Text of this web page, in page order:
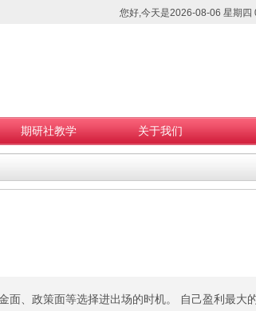
您好,今天是2026-08-06 星期四
期研社教学 关于我们
面、政策面等选择进出场的时机。 自己盈利最大